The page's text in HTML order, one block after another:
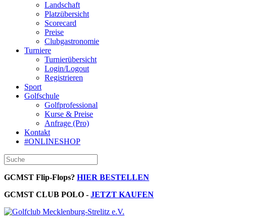
Landschaft
Platzübersicht
Scorecard
Preise
Clubgastronomie
Turniere
Turnierübersicht
Login/Logout
Registrieren
Sport
Golfschule
Golfprofessional
Kurse & Preise
Anfrage (Pro)
Kontakt
#ONLINESHOP
GCMST Flip-Flops? HIER BESTELLEN
GCMST CLUB POLO - JETZT KAUFEN